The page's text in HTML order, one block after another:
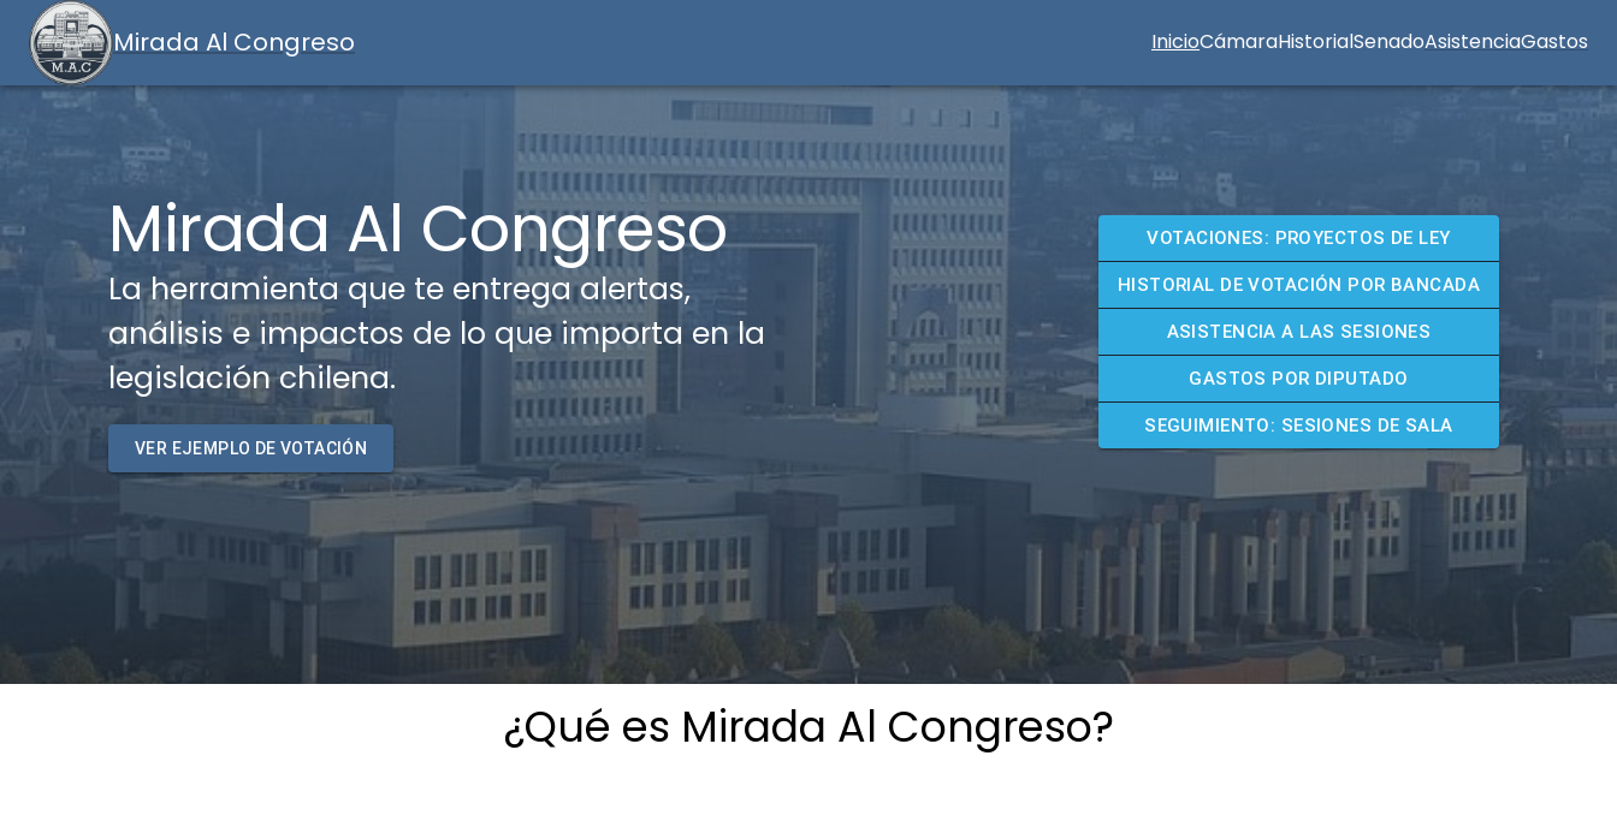
Mirada Al Congreso InicioCámaraHistorialSenadoAsistenciaGastos
Mirada Al Congreso
La herramienta que te entrega alertas,
análisis e impactos de lo que importa en la
legislación chilena.
VER EJEMPLO DE VOTACIÓN
VOTACIONES: PROYECTOS DE LEY
HISTORIAL DE VOTACIÓN POR BANCADA
ASISTENCIA A LAS SESIONES
GASTOS POR DIPUTADO
SEGUIMIENTO: SESIONES DE SALA
¿Qué es Mirada Al Congreso?